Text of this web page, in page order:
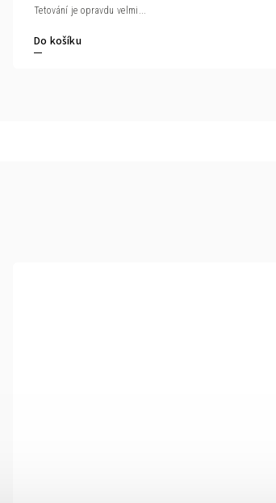
Do košíku
Tetování je opravdu velmi...